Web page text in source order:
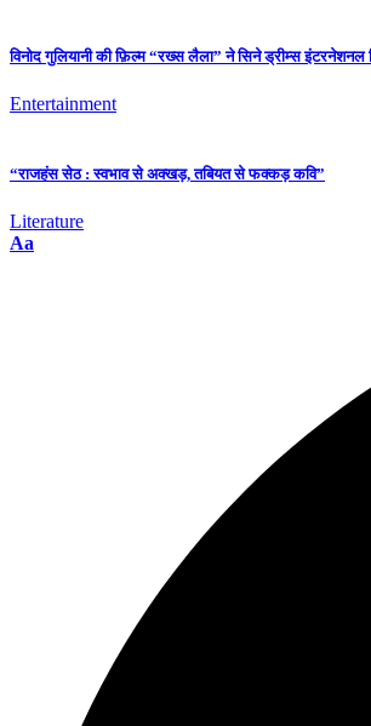
विनोद गुलियानी की फ़िल्म “रख्स लैला” ने सिने ड्रीम्स
Entertainment
“राजहंस सेठ : स्वभाव से अक्खड़, तबियत से फक्कड़ कवि”
Literature
Aa